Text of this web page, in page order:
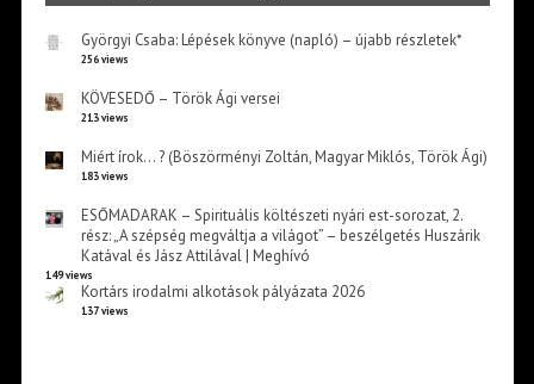
Györgyi Csaba: Lépések könyve (napló) – újabb részletek*
256 views
KÖVESEDŐ – Török Ági versei
213 views
Miért írok… ? (Böszörményi Zoltán, Magyar Miklós, Török Ági)
183 views
ESŐMADARAK – Spirituális költészeti nyári est-sorozat, 2.
rész: „A szépség megváltja a világot” – beszélgetés Huszárik
Katával és Jász Attilával | Meghívó
149 views
Kortárs irodalmi alkotások pályázata 2026
137 views